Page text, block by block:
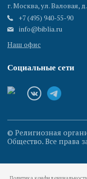
г. Москва, ул. Валовая,
+7 (495) 940-55-90
info@biblia.ru
Наш офис
Социальные сети
© Религиозная
Общество. Все права